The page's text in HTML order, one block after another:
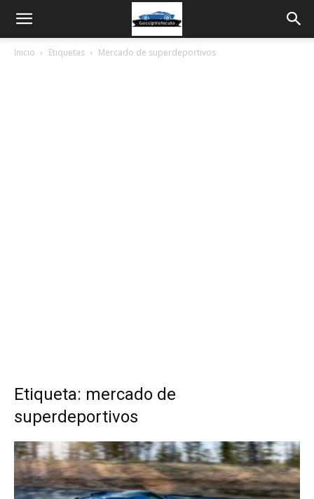
Inicio Etiquetas Mercado de superdeportivos
Etiqueta: mercado de
superdeportivos